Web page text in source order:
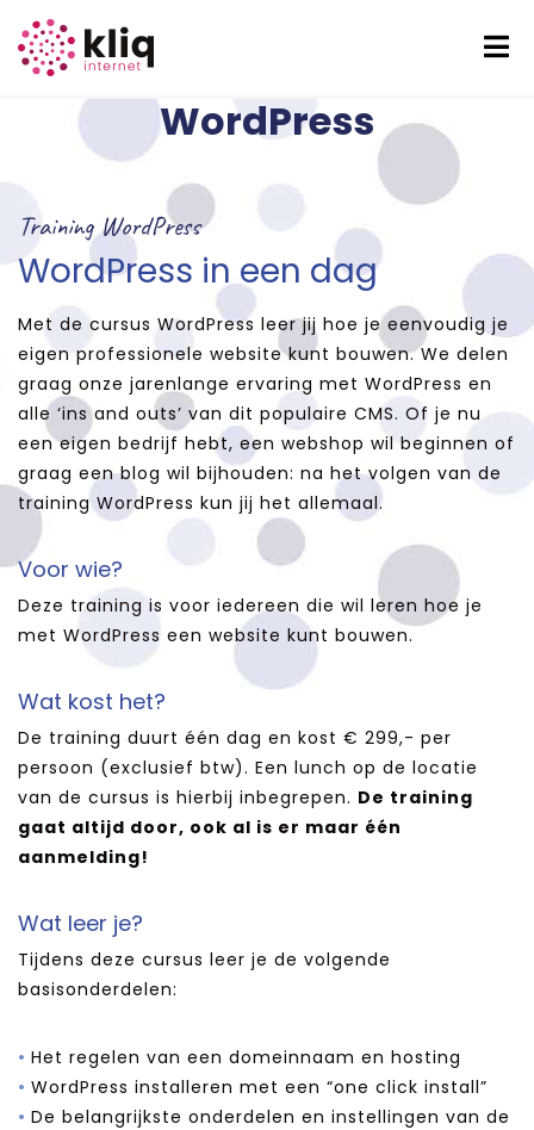
Cursus SEO voor
WordPress
Training WordPress
WordPress in een dag
Met de cursus WordPress leer jij hoe je eenvoudig je
eigen professionele website kunt bouwen. We delen
graag onze jarenlange ervaring met WordPress en
alle ‘ins and outs’ van dit populaire CMS. Of je nu
een eigen bedrijf hebt, een webshop wil beginnen of
graag een blog wil bijhouden: na het volgen van de
training WordPress kun jij het allemaal.
Voor wie?
Deze training is voor iedereen die wil leren hoe je
met WordPress een website kunt bouwen.
Wat kost het?
De training duurt één dag en kost € 299,- per
persoon (exclusief btw). Een lunch op de locatie
van de cursus is hierbij inbegrepen. De training
gaat altijd door, ook al is er maar één
aanmelding!
Wat leer je?
Tijdens deze cursus leer je de volgende
basisonderdelen:
Het regelen van een domeinnaam en hosting
WordPress installeren met een “one click install”
De belangrijkste onderdelen en instellingen van de